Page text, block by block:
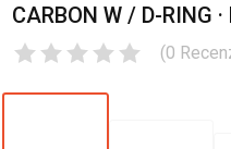
CARBON W / D-RING
(0